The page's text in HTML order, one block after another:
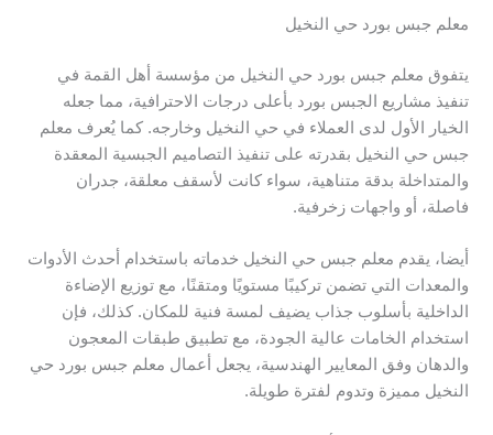
معلم جبس بورد حي النخيل
يتفوق معلم جبس بورد حي النخيل من مؤسسة أهل القمة في
تنفيذ مشاريع الجبس بورد بأعلى درجات الاحترافية، مما جعله
الخيار الأول لدى العملاء في حي النخيل وخارجه. كما يُعرف معلم
جبس حي النخيل بقدرته على تنفيذ التصاميم الجبسية المعقدة
والمتداخلة بدقة متناهية، سواء كانت لأسقف معلقة، جدران
فاصلة، أو واجهات زخرفية.
أيضا، يقدم معلم جبس حي النخيل خدماته باستخدام أحدث الأدوات
والمعدات التي تضمن تركيبًا مستويًا ومتقنًا، مع توزيع الإضاءة
الداخلية بأسلوب جذاب يضيف لمسة فنية للمكان. كذلك، فإن
استخدام الخامات عالية الجودة، مع تطبيق طبقات المعجون
والدهان وفق المعايير الهندسية، يجعل أعمال معلم جبس بورد حي
النخيل مميزة وتدوم لفترة طويلة.